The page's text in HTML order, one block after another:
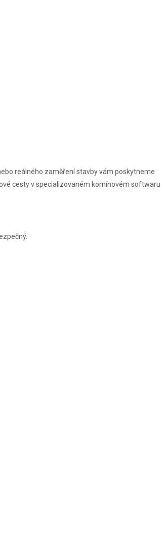
reálného zaměření stavby vám poskytneme
cesty v specializovaném komínovém softwaru